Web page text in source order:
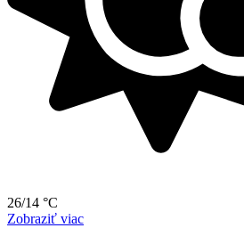
26/14 °C
Zobraziť viac